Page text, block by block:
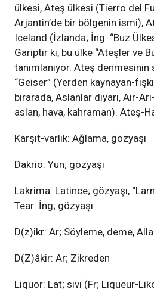
ülkesi, Ateş ülkesi (Tierro del
Arjantin’de bir bölgenin ismi),
Iceland (İzlanda; İng. “Buz
Gariptir ki, bu ülke “Ateşler ve
tanımlanıyor. Ateş denmesinin
“Geiser” (Yerden kaynayan-
birarada, Aslanlar diyarı, Air-
aslan, hava, kahraman). Ateş-
Karşıt-varlık: Ağlama, gözyaşı
Dakrio: Yun; gözyaşı
Lakrima: Latince; gözyaşı,
Tear: İng; gözyaşı
D(z)ikr: Ar; Söyleme, deme,
D(Z)âkir: Ar; Zikreden
Liquor: Lat; sıvı (Fr; Liqueur-